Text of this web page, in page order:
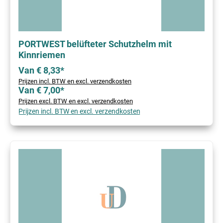
PORTWEST belüfteter Schutzhelm mit
Kinnriemen
Van € 8,33*
Prijzen incl. BTW en excl. verzendkosten
Van € 7,00*
Prijzen excl. BTW en excl. verzendkosten
Prijzen incl. BTW en excl. verzendkosten